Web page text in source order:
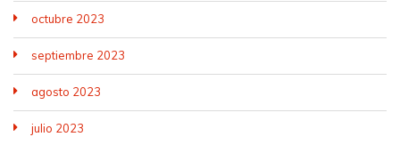
octubre 2023
septiembre 2023
agosto 2023
julio 2023